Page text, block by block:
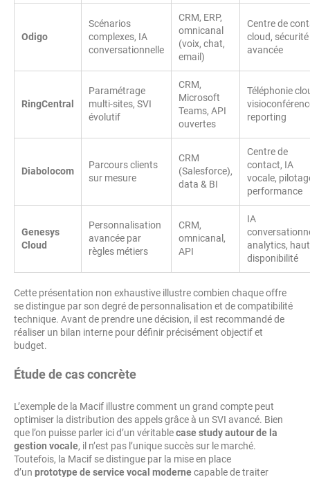
Odigo
Scénarios
complexes, IA
conversationnelle
CRM, ERP,
omnicanal
(voix, chat,
email)
Centre de
cloud, sécurité
avancée
RingCentral
Paramétrage
multi-sites, SVI
évolutif
CRM,
Microsoft
Teams, API
ouvertes
Téléphonie
reporting
Diabolocom
Parcours clients
sur mesure
CRM
(Salesforce),
data & BI
Centre de
contact, IA
vocale,
performance
Genesys
Cloud
Personnalisation
avancée par
règles métiers
CRM,
omnicanal,
API
IA
analytics,
disponibilité
Cette présentation non exhaustive illustre combien chaque offre
se distingue par son degré de personnalisation et de compatibilité
technique. Avant de prendre une décision, il est recommandé de
réaliser un bilan interne pour définir précisément objectif et
budget.
Étude de cas concrète
L’exemple de la Macif illustre comment un grand compte peut
optimiser la distribution des appels grâce à un SVI avancé. Bien
que l’on puisse parler ici d’un véritablecase study autour de la
gestion vocale, il n’est pas l’unique succès sur le marché.
Toutefois, la Macif se distingue par la mise en place
d’un prototype de service vocal modernecapable de traiter